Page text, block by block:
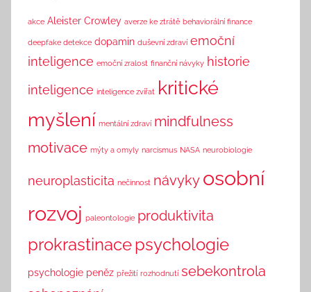
n
k
akce Aleister Crowley averze ke ztrátě behaviorální finance
deepfake detekce dopamin duševní zdraví emoční
inteligence emoční zralost finanční návyky historie
inteligence inteligence zvířat kritické
myšlení mentální zdraví mindfulness
motivace mýty a omyly narcismus NASA neurobiologie
neuroplasticita nečinnost návyky osobní
rozvoj paleontologie produktivita
prokrastinacepsychologie
psychologie peněz přežití rozhodnutí sebekontrola